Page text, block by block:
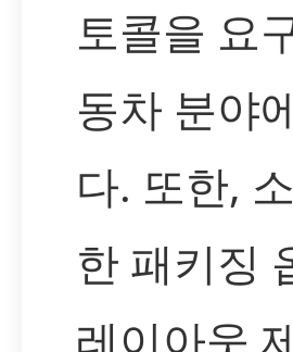
토콜을 요
동차 분야
다. 또한,
한 패키징
레이아웃